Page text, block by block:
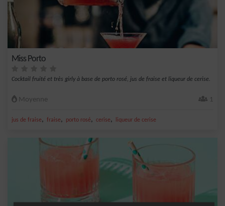
Miss Porto
Cocktail fruité et très girly à base de porto rosé, jus de fraise et liqueur de cerise.
Moyenne 1
jus de fraise, fraise, porto rosé, cerise, liqueur de cerise